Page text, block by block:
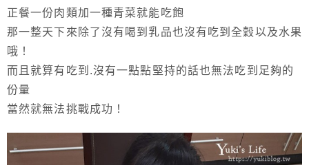
正餐一份肉類加一種青菜就能吃飽
那一整天下來除了沒有喝到乳品也沒有吃到全穀以及水果
哦！
而且就算有吃到.沒有一點點堅持的話也無法吃到足夠的
份量
當然就無法挑戰成功！